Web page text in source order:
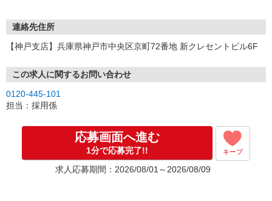
連絡先住所
【神戸支店】兵庫県神戸市中央区京町72番地 新クレセントビル6F
この求人に関するお問い合わせ
0120-445-101
担当：採用係
応募画面へ進む
1分で応募完了!! キープ
求人応募期間：2026/08/01～2026/08/09